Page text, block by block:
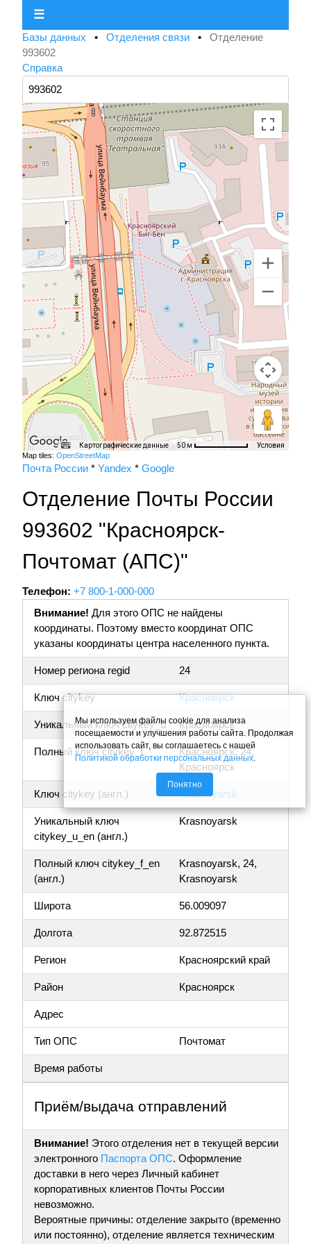
☰
Базы данных • Отделения связи • Отделение
993602
Справка
Картографические данные 50 м Условия
Map tiles: OpenStreetMap
Почта России * Yandex * Google
Отделение Почты России
993602 "Красноярск-
Почтомат (АПС)"
Телефон: +7 800-1-000-000
Внимание! Для этого ОПС не найдены
координаты. Поэтому вместо координат ОПС
указаны координаты центра населенного пункта.
Номер региона regid 24
Ключ citykey Красноярск
Уникальный ключ citykey_u Красноярск
Полный ключ citykey_f
Красноярск, 24,
Красноярск
Ключ citykey (англ.) Krasnoyarsk
Уникальный ключ
citykey_u_en (англ.)
Krasnoyarsk
Полный ключ citykey_f_en
(англ.)
Krasnoyarsk, 24,
Krasnoyarsk
Широта 56.009097
Долгота 92.872515
Регион Красноярский край
Район Красноярск
Адрес
Тип ОПС Почтомат
Время работы
Приём/выдача отправлений
Внимание! Этого отделения нет в текущей версии
электронного Паспорта ОПС. Оформление
доставки в него через Личный кабинет
корпоративных клиентов Почты России
невозможно.
Вероятные причины: отделение закрыто (временно
или постоянно), отделение является техническим
Мы используем файлы cookie для анализа
посещаемости и улучшения работы сайта. Продолжая
использовать сайт, вы соглашаетесь с нашей
Политикой обработки персональных данных.
Понятно